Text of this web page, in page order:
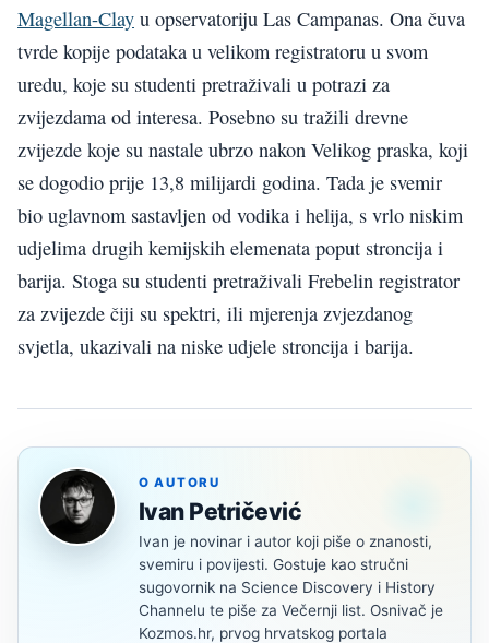
Magellan-Clay u opservatoriju Las Campanas. Ona čuva
tvrde kopije podataka u velikom registratoru u svom
uredu, koje su studenti pretraživali u potrazi za
zvijezdama od interesa. Posebno su tražili drevne
zvijezde koje su nastale ubrzo nakon Velikog praska, koji
se dogodio prije 13,8 milijardi godina. Tada je svemir
bio uglavnom sastavljen od vodika i helija, s vrlo niskim
udjelima drugih kemijskih elemenata poput stroncija i
barija. Stoga su studenti pretraživali Frebelin registrator
za zvijezde čiji su spektri, ili mjerenja zvjezdanog
svjetla, ukazivali na niske udjele stroncija i barija.
O AUTORU
Ivan Petričević
Ivan je novinar i autor koji piše o znanosti,
svemiru i povijesti. Gostuje kao stručni
sugovornik na Science Discovery i History
Channelu te piše za Večernji list. Osnivač je
Kozmos.hr, prvog hrvatskog portala